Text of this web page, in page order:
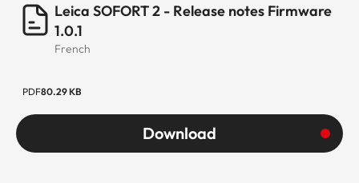
Leica SOFORT 2 - Release notes Firmware
1.0.1
French
PDF80.29 KB
Download